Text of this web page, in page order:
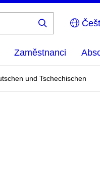
Zaměstnanci
und Tschechischen